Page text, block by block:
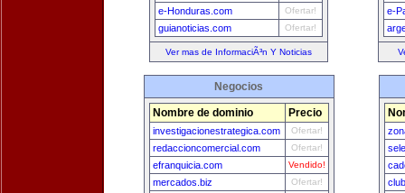
e-Honduras.com Ofertar!
guianoticias.com Ofertar!
Ver mas de InformaciÃ³n Y Noticias
e-
Negocios
Nombre de dominio Precio
investigacionestrategica.com Ofertar!
redaccioncomercial.com Ofertar!
efranquicia.com Vendido!
mercados.biz Ofertar!